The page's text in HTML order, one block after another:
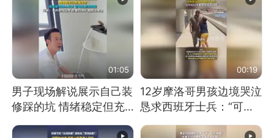
01:05
男子现场解说展示自己装
修踩的坑 情绪稳定但充
00:19
12岁摩洛哥男孩边境哭泣
恳求西班牙士兵：“可不